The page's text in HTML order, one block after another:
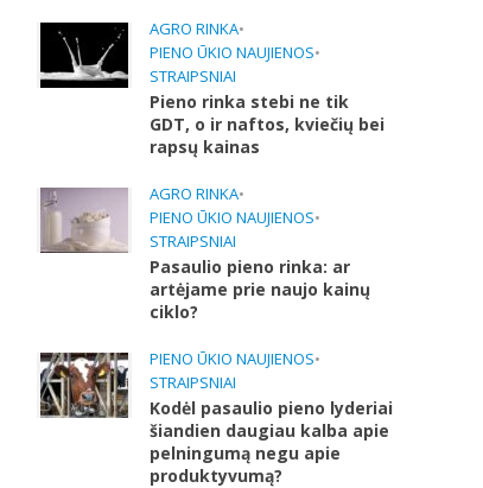
AGRO RINKA•
PIENO ŪKIO NAUJIENOS•
STRAIPSNIAI
Pieno rinka stebi ne tik
GDT, o ir naftos, kviečių bei
rapsų kainas
AGRO RINKA•
PIENO ŪKIO NAUJIENOS•
STRAIPSNIAI
Pasaulio pieno rinka: ar
artėjame prie naujo kainų
ciklo?
PIENO ŪKIO NAUJIENOS•
STRAIPSNIAI
Kodėl pasaulio pieno lyderiai
šiandien daugiau kalba apie
pelningumą negu apie
produktyvumą?